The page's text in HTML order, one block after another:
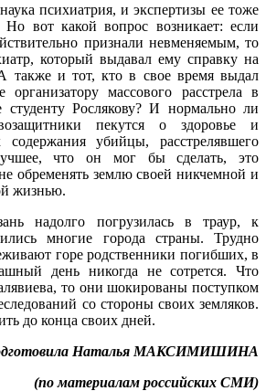
психиатрия, и экспертизы ее тоже
вот какой вопрос возникает: если
признали невменяемым, то
который выдавал ему справку на
также и тот, кто в свое время выдал
организатору массового расстрела в
студенту Рослякову? И нормально ли
пекутся о здоровье и
содержания убийцы, расстрелявшего
что он мог бы сделать, это
обременять землю своей никчемной и
жизнью.
надолго погрузилась в траур, к
многие города страны. Трудно
горе родственники погибших, в
день никогда не сотрется. Что
то они шокированы поступком
со стороны своих земляков.
до конца своих дней.
Наталья МАКСИМИШИНА
(по материалам российских СМИ)